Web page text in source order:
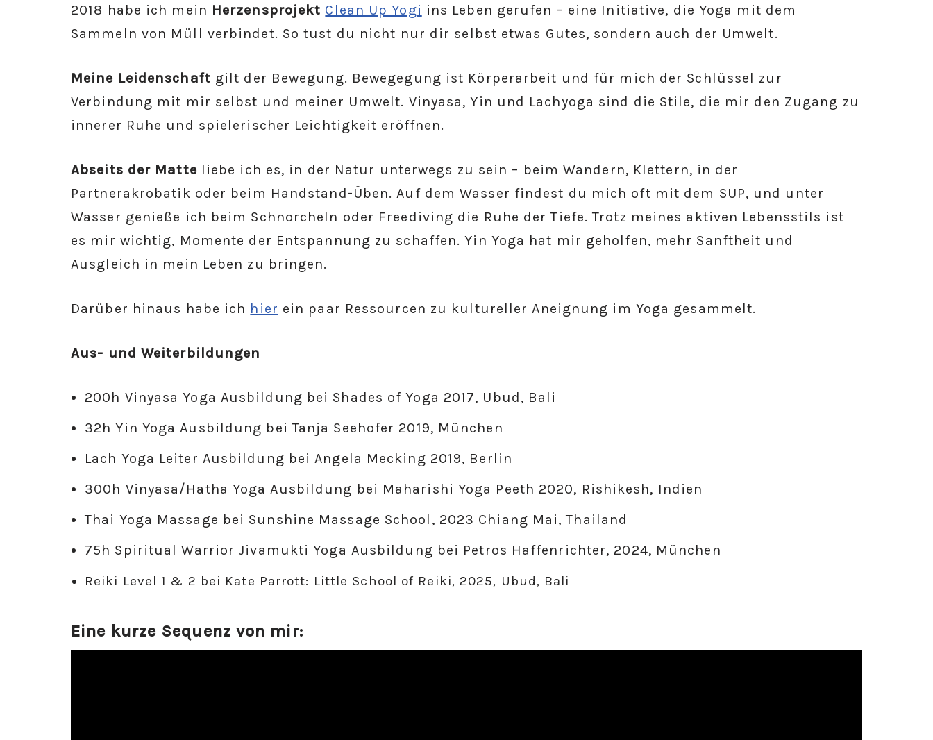
2018 habe ich mein Herzensprojekt Clean Up Yogi ins Leben gerufen – eine Initiative, die Yoga mit dem
Sammeln von Müll verbindet. So tust du nicht nur dir selbst etwas Gutes, sondern auch der Umwelt.
Meine Leidenschaft gilt der Bewegung. Bewegegung ist Körperarbeit und für mich der Schlüssel zur
Verbindung mit mir selbst und meiner Umwelt. Vinyasa, Yin und Lachyoga sind die Stile, die mir den Zugang zu
innerer Ruhe und spielerischer Leichtigkeit eröffnen.
Abseits der Matte liebe ich es, in der Natur unterwegs zu sein – beim Wandern, Klettern, in der
Partnerakrobatik oder beim Handstand-Üben. Auf dem Wasser findest du mich oft mit dem SUP, und unter
Wasser genieße ich beim Schnorcheln oder Freediving die Ruhe der Tiefe. Trotz meines aktiven Lebensstils ist
es mir wichtig, Momente der Entspannung zu schaffen. Yin Yoga hat mir geholfen, mehr Sanftheit und
Ausgleich in mein Leben zu bringen.
Darüber hinaus habe ich hier ein paar Ressourcen zu kultureller Aneignung im Yoga gesammelt.
Aus- und Weiterbildungen
200h Vinyasa Yoga Ausbildung bei Shades of Yoga 2017, Ubud, Bali
32h Yin Yoga Ausbildung bei Tanja Seehofer 2019, München
Lach Yoga Leiter Ausbildung bei Angela Mecking 2019, Berlin
300h Vinyasa/Hatha Yoga Ausbildung bei Maharishi Yoga Peeth 2020, Rishikesh, Indien
Thai Yoga Massage bei Sunshine Massage School, 2023 Chiang Mai, Thailand
75h Spiritual Warrior Jivamukti Yoga Ausbildung bei Petros Haffenrichter, 2024, München
Reiki Level 1 & 2 bei Kate Parrott: Little School of Reiki, 2025, Ubud, Bali
Eine kurze Sequenz von mir: